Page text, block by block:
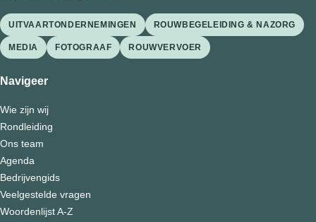
UITVAARTONDERNEMINGEN ROUWBEGELEIDING & NAZORG
MEDIA FOTOGRAAF ROUWVERVOER
Navigeer
Wie zijn wij
Rondleiding
Ons team
Agenda
Bedrijvengids
Veelgestelde vragen
Woordenlijst A-Z